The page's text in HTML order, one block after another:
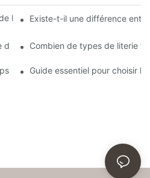
lit pour hôtels et motels en ligne
Existe-t-il une différence
d'hôtel si confortable ?
Combien de types de literie
de bonne qualité comme ceux
Guide essentiel pour choisir